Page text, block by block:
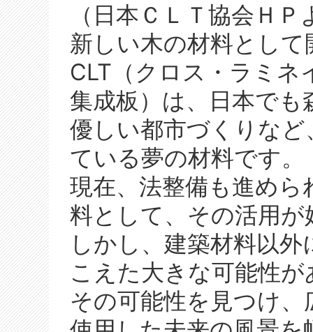
（日本ＣＬＴ協会Ｈ
新しい木の材料とし
CLT（クロス・ラミネ
集成板）は、日本で
優しい都市づくりな
ている夢の材料です。
現在、法整備も進め
料として、その活用
しかし、建築材料以
こえた大きな可能性
その可能性を見つけ